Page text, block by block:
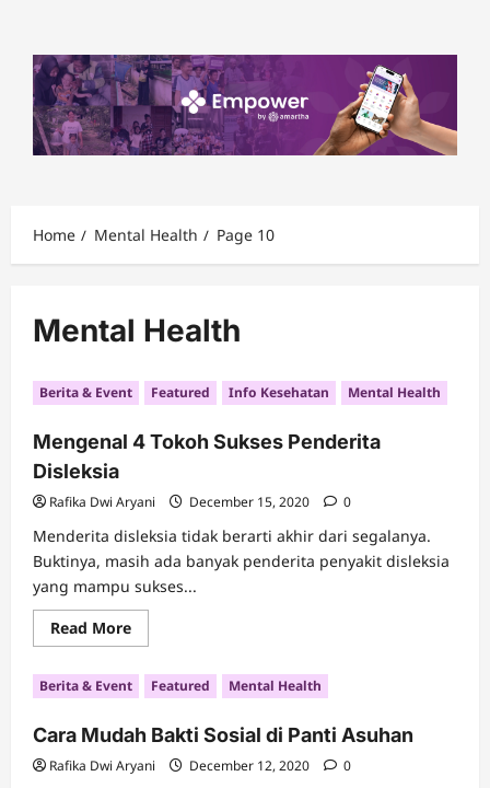
content
Home Mental Health Page 10
Mental Health
Berita & Event Featured Info Kesehatan Mental Health
Mengenal 4 Tokoh Sukses Penderita
Disleksia
Rafika Dwi Aryani December 15, 2020 0
Menderita disleksia tidak berarti akhir dari segalanya.
Buktinya, masih ada banyak penderita penyakit disleksia
yang mampu sukses...
Read MoreRead
more
Mengenal
4
Tokoh
Penderita
Disleksia
Berita & Event Featured Mental Health
Cara Mudah Bakti Sosial di Panti Asuhan
Rafika Dwi Aryani December 12, 2020 0